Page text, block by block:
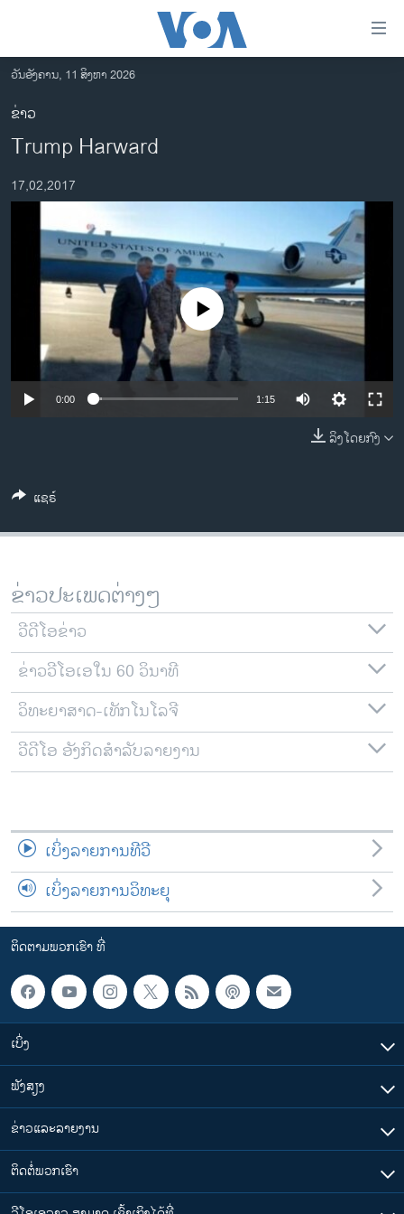
ເຂົ້າ
ຫາ
ຂ້າມ
ຂ້າມ
ໄປ
ອາເມຣິກາ
ການເລືອກຕັ້ງ ປະທານາທີບໍດີ ສະຫະລັດ 2024
ຂ່າວ​ຈີນ
ເອເຊຍ
ອິດສະຫຼະພາບດ້ານການຂ່າວ
ຊີວິດຊາວລາວ
ຊຸມຊົນຊາວລາວ
ພາສາອັງກິດ
ລາຍການກະຈາຍສຽງ
ລາຍງານ
ຕິດຕາມພວກເຮົາ ທີ່
ພາສາຕ່າງໆ
ວັນອັງຄານ, 11 ສິງຫາ 2026
ຂ່າວ
Trump Harward
17,02,2017
No media source currently available
0:00 1:15
ລິງໂດຍກົງ
ແຊຣ໌
ຂ່າວປະເພດຕ່າງໆ
ວີດີໂອຂ່າວ
ຂ່າວວີໂອເອໃນ 60 ວິນາທີ
ວິທະຍາສາດ-ເທັກໂນໂລຈີ
ວີດີໂອ ອັງກິດສຳລັບລາຍງານ
ເບິ່ງລາຍການທີວີ
ເບິ່ງລາຍການວິທະຍຸ
ຕິດຕາມພວກເຮົາ ທີ່
ເບິ່ງ
ຟັງສຽງ
ຂ່າວແລະລາຍງານ
ຕິດຕໍ່ພວກເຮົາ